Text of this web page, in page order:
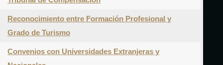
Reconocimiento entre Formación Profesional y
Grado de Turismo
Convenios con Universidades Extranjeras y